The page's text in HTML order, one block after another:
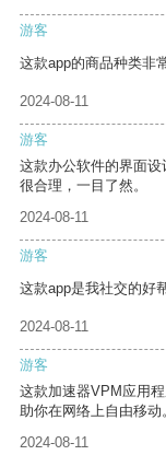
游客
这款app的商品种类非
2024-08-11
游客
这款办公软件的界面
很合理，一目了然。
2024-08-11
游客
这款app是我社交的好
2024-08-11
游客
这款加速器VPM应用
助你在网络上自由移动
2024-08-11